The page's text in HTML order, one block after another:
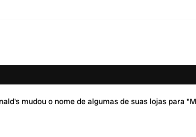
mudou o nome de algumas de suas lojas para